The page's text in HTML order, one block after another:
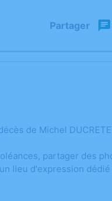
Partager
de Michel
partager des
lieu d'expression